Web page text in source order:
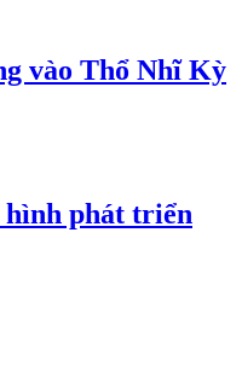
vào Thổ Nhĩ Kỳ
phát triển